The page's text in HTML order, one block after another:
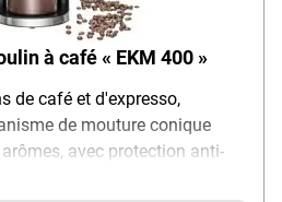
à café « EKM 400 »
de café et d'expresso,
de mouture conique
avec protection anti-